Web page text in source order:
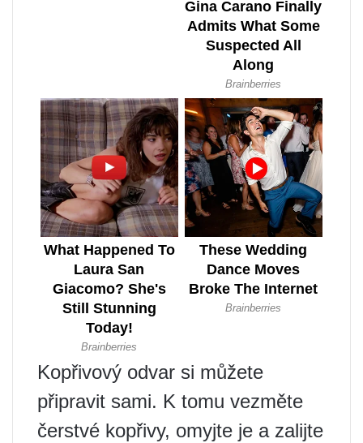
Kopřivový odvar si můžete
připravit sami. K tomu vezměte
čerstvé kopřivy, omyjte je a zalijte